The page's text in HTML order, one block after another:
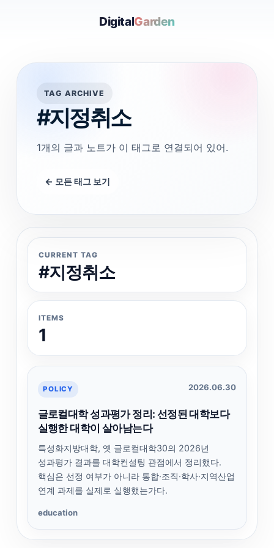
DigitalGarden
TAG ARCHIVE
#지정취소
1개의 글과 노트가 이 태그로 연결되어 있어.
← 모든 태그 보기
CURRENT TAG
#지정취소
ITEMS
1
POLICY 2026.06.30
글로컬대학 성과평가 정리: 선정된 대학보다
실행한 대학이 살아남는다
특성화지방대학, 옛 글로컬대학30의 2026년
성과평가 결과를 대학컨설팅 관점에서 정리했다.
핵심은 선정 여부가 아니라 통합·조직·학사·지역산업
연계 과제를 실제로 실행했는가다.
education